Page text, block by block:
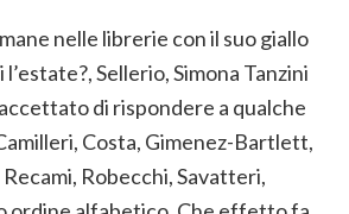
nelle librerie con il suo giallo
Sellerio, Simona Tanzini
di rispondere a qualche
Costa, Gimenez-Bartlett,
Robecchi, Savatteri,